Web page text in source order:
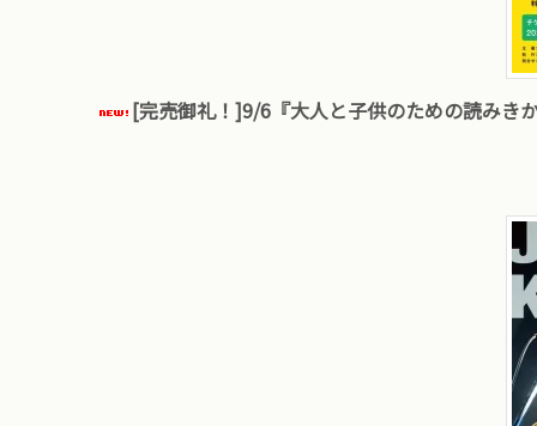
[完売御礼！]9/6『大人と子供のための読みき